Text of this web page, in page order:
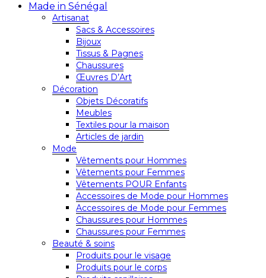
Made in Sénégal
Artisanat
Sacs & Accessoires
Bijoux
Tissus & Pagnes
Chaussures
Œuvres D’Art
Décoration
Objets Décoratifs
Meubles
Textiles pour la maison
Articles de jardin
Mode
Vêtements pour Hommes
Vêtements pour Femmes
Vêtements POUR Enfants
Accessoires de Mode pour Hommes
Accessoires de Mode pour Femmes
Chaussures pour Hommes
Chaussures pour Femmes
Beauté & soins
Produits pour le visage
Produits pour le corps